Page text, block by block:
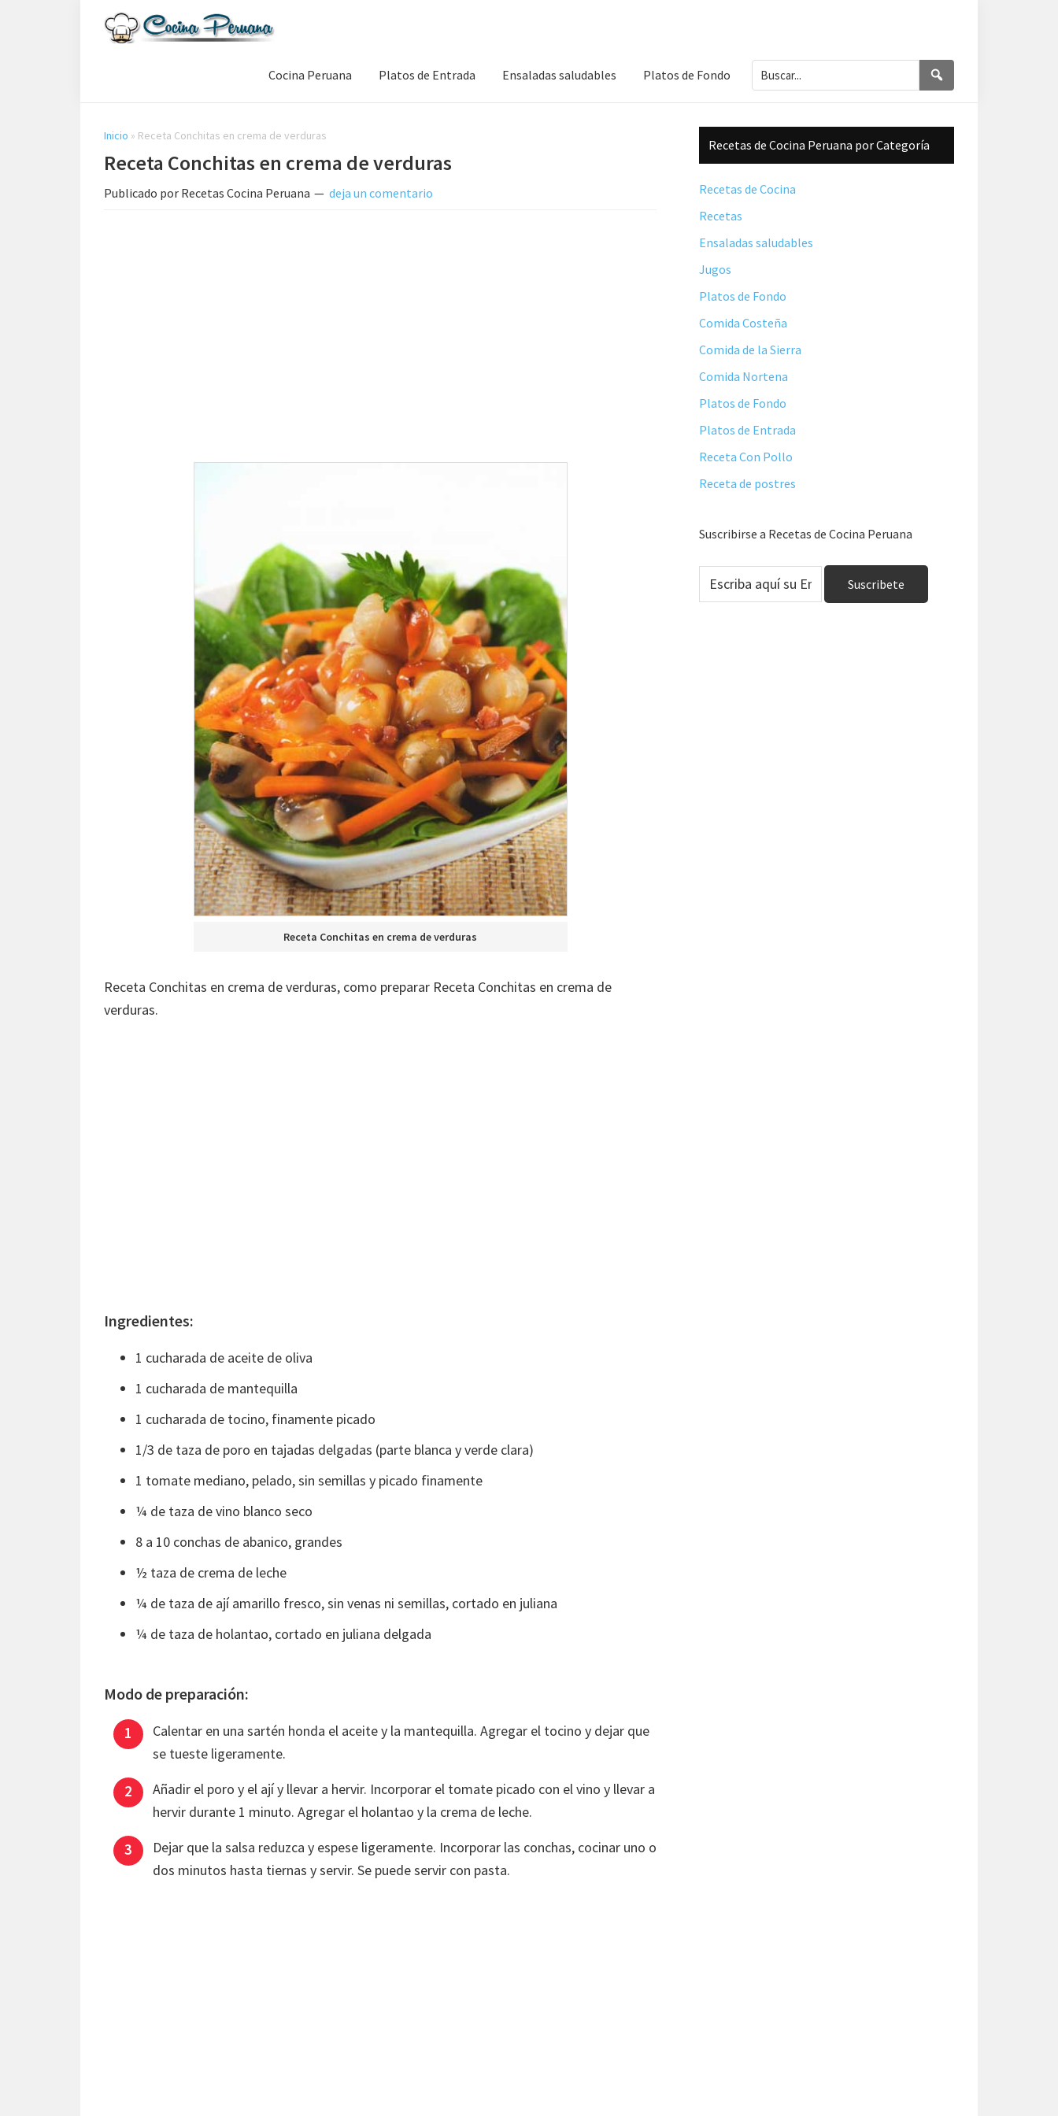
de
Comida
Peruana
Cocina Peruana Platos de Entrada Ensaladas saludables Platos de Fondo Buscar...
Inicio » Receta Conchitas en crema de verduras
Receta Conchitas en crema de verduras
Publicado por Recetas Cocina Peruana deja un comentario
Receta Conchitas en crema de verduras
Receta Conchitas en crema de verduras, como preparar Receta Conchitas en crema de
verduras.
Ingredientes:
1 cucharada de aceite de oliva
1 cucharada de mantequilla
1 cucharada de tocino, finamente picado
1/3 de taza de poro en tajadas delgadas (parte blanca y verde clara)
1 tomate mediano, pelado, sin semillas y picado finamente
¼ de taza de vino blanco seco
8 a 10 conchas de abanico, grandes
½ taza de crema de leche
¼ de taza de ají amarillo fresco, sin venas ni semillas, cortado en juliana
¼ de taza de holantao, cortado en juliana delgada
Modo de preparación:
Calentar en una sartén honda el aceite y la mantequilla. Agregar el tocino y dejar que
se tueste ligeramente.
Añadir el poro y el ají y llevar a hervir. Incorporar el tomate picado con el vino y llevar a
hervir durante 1 minuto. Agregar el holantao y la crema de leche.
Dejar que la salsa reduzca y espese ligeramente. Incorporar las conchas, cocinar uno o
dos minutos hasta tiernas y servir. Se puede servir con pasta.
Barra
lateral
principal
Recetas de Cocina Peruana por Categoría
Recetas de Cocina
Recetas
Ensaladas saludables
Jugos
Platos de Fondo
Comida Costeña
Comida de la Sierra
Comida Nortena
Platos de Fondo
Platos de Entrada
Receta Con Pollo
Receta de postres
Suscribirse a Recetas de Cocina Peruana